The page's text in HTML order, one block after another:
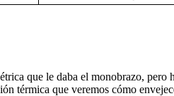
que le daba el monobrazo, pero
térmica que veremos cómo